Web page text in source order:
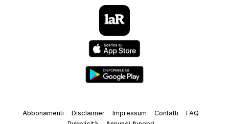
Abbonamenti Disclaimer Impressum Contatti
FAQ